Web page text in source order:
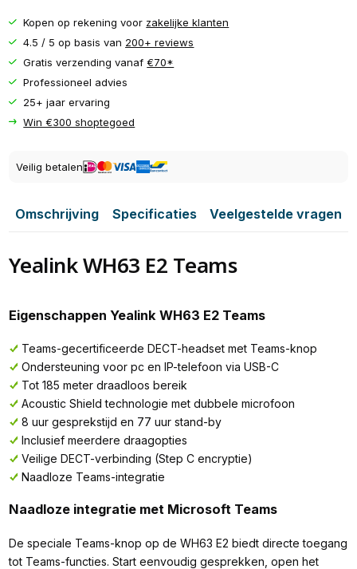
Kopen op rekening voor zakelijke klanten
4.5 / 5 op basis van 200+ reviews
Gratis verzending vanaf€70*
Professioneel advies
25+ jaar ervaring
Win €300 shoptegoed
Veilig betalen
Omschrijving Specificaties Veelgestelde vragen
Yealink WH63 E2 Teams
Eigenschappen Yealink WH63 E2 Teams
Teams-gecertificeerde DECT-headset met Teams-knop
Ondersteuning voor pc en IP-telefoon via USB-C
Tot 185 meter draadloos bereik
Acoustic Shield technologie met dubbele microfoon
8 uur gesprekstijd en 77 uur stand-by
Inclusief meerdere draagopties
Veilige DECT-verbinding (Step C encryptie)
Naadloze Teams-integratie
Naadloze integratie met Microsoft Teams
De speciale Teams-knop op de WH63 E2 biedt directe toegang
tot Teams-functies. Start eenvoudig gesprekken, open het